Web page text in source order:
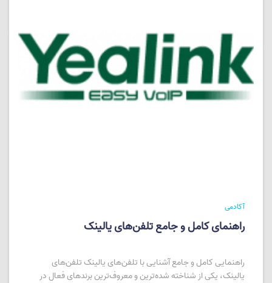
آکادمی
راهنمای کامل و جامع تلفن‌های یالینک
راهنمایی کامل و جامع آشنایی با تلفن‌های یالینک تلفن‌های
یالینک، یکی از شناخته شده‌ترین و معروف‌ترین برندهای فعال در